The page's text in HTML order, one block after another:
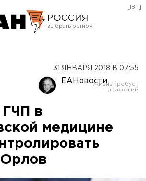
РОССИЯ
Оренбург
[18+]
31 ЯНВАРЯ 2018 В 07:55
ЕАНовости
ГЧП в
медицине